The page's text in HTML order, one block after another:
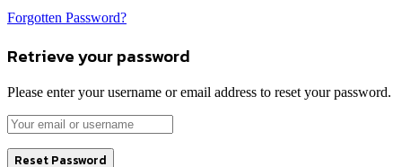
Forgotten Password?
Retrieve your password
Please enter your username or email address to reset your password.